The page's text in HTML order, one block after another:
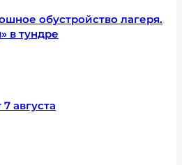
обустройство лагеря.
в тундре
августа